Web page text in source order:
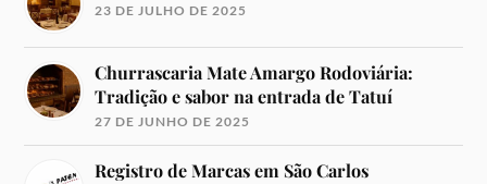
23 DE JULHO DE 2025
Churrascaria Mate Amargo Rodoviária:
Tradição e sabor na entrada de Tatuí
27 DE JUNHO DE 2025
Registro de Marcas em São Carlos